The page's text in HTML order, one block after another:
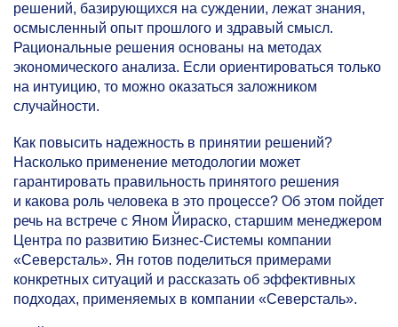
решений, базирующихся на суждении, лежат знания,
осмысленный опыт прошлого и здравый смысл.
Рациональные решения основаны на методах
экономического анализа. Если ориентироваться только
на интуицию, то можно оказаться заложником
случайности.
Как повысить надежность в принятии решений?
Насколько применение методологии может
гарантировать правильность принятого решения
и какова роль человека в это процессе? Об этом пойдет
речь на встрече с Яном Йираско, старшим менеджером
Центра по развитию Бизнес-Системы компании
«Северсталь». Ян готов поделиться примерами
конкретных ситуаций и рассказать об эффективных
подходах, применяемых в компании «Северсталь».